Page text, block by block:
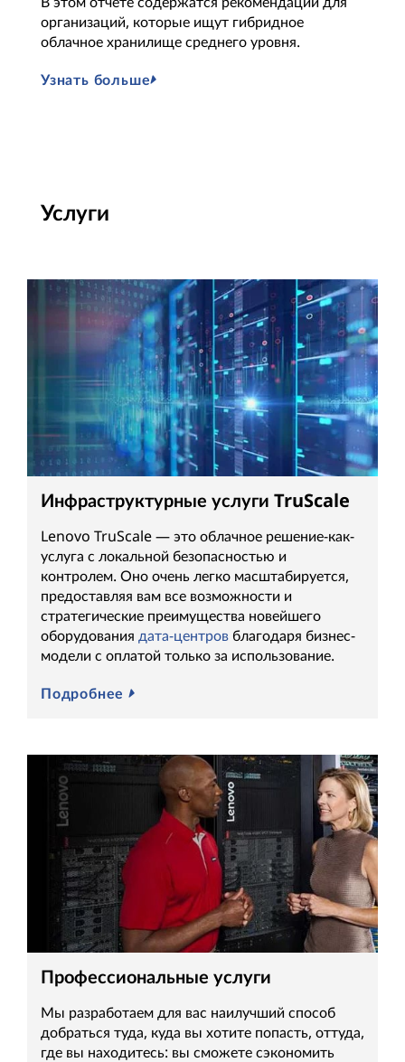
организаций, которые ищут гибридное
облачное хранилище среднего уровня.
Узнать больше
Услуги
Инфраструктурные услуги TruScale
Lenovo TruScale — это облачное решение-как-
услуга с локальной безопасностью и
контролем. Оно очень легко масштабируется,
предоставляя вам все возможности и
стратегические преимущества новейшего
оборудования дата-центров благодаря бизнес-
модели с оплатой только за использование.
Подробнее
Профессиональные услуги
Мы разработаем для вас наилучший способ
добраться туда, куда вы хотите попасть, оттуда,
где вы находитесь: вы сможете сэкономить